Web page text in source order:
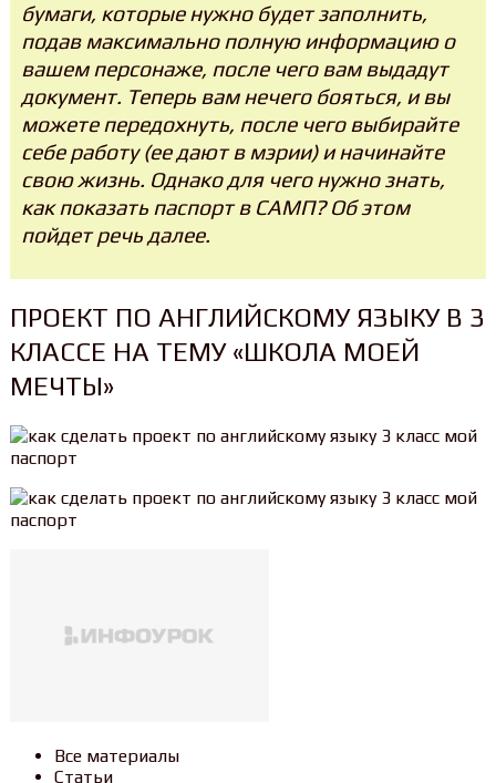
бумаги, которые нужно будет заполнить,
подав максимально полную информацию о
вашем персонаже, после чего вам выдадут
документ. Теперь вам нечего бояться, и вы
можете передохнуть, после чего выбирайте
себе работу (ее дают в мэрии) и начинайте
свою жизнь. Однако для чего нужно знать,
как показать паспорт в САМП? Об этом
пойдет речь далее.
ПРОЕКТ ПО АНГЛИЙСКОМУ ЯЗЫКУ В 3
КЛАССЕ НА ТЕМУ «ШКОЛА МОЕЙ
МЕЧТЫ»
Все материалы
Статьи